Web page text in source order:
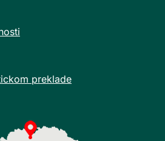
preklade